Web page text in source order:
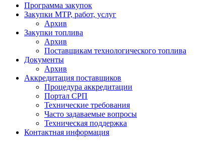
Программа закупок
Закупки МТР, работ, услуг
Архив
Закупки топлива
Архив
Поставщикам технологического топлива
Документы
Архив
Аккредитация поставщиков
Процедура аккредитации
Портал СРП
Технические требования
Часто задаваемые вопросы
Техническая поддержка
Контактная информация